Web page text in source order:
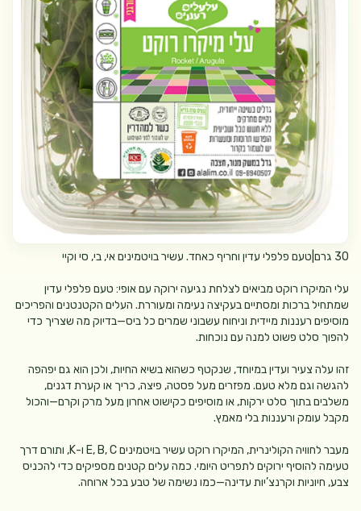
30 גרם|טעם פלפלי עדין וחריף כאחד. עשיר בויטמינים אי, בי, סי וקיי
עלי המיקרו רוקט מביאים לצלחת נגיעה ירוקה עם אופי: טעם פלפלי עדין
שמתחיל ברכות ומסתיים בעקיצה נעימה ומעוררת. העלים הקטנטנים והפריכים
מוסיפים רעננות מיידית וניחוח עשבוני שמרים כל ביס—בדיוק מה שצריך כדי
להפוך סלט פשוט למנה עם נוכחות.
זהו עלה צעיר ועדין במיוחד, שנקטף כשהוא בשיא החיות, ולכן הוא גם יפהפה
להגשה וגם מלא טעם. מפזרים מעל פסטה, פיצה, כריך או קערת דגנים,
משלבים בתוך סלט ירקות, או מוסיפים כקישוט אחרון מעל מרק וקרם—והכול
מקבל עומק ורעננות בלי מאמץ.
מעבר לחוויה הקולינרית, המיקרו רוקט עשיר בויטמינים E, B, C ו-K, ותורם דרך
טעימה להוסיף ירוקים לתפריט היומי. כמה עלים קטנים מספיקים כדי להכניס
צבע, חיוניות וקרנצ’יות עדינה—כמו נשימה של טבע בכל ארוחה.